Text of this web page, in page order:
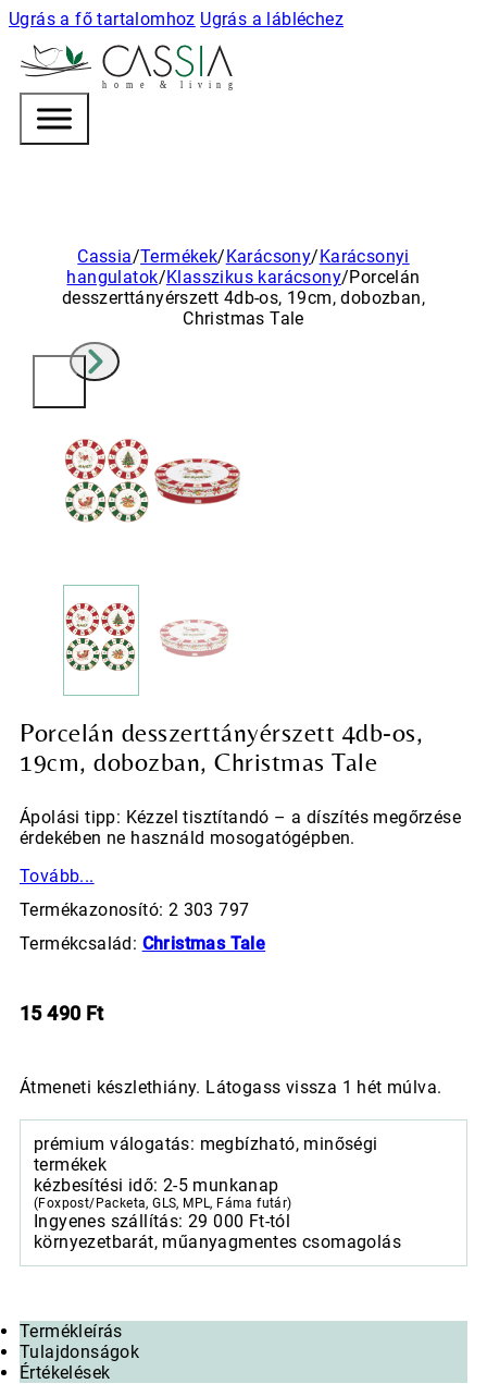
Ugrás a fő tartalomhoz Ugrás a lábléchez
h o m e & l i v i n g
Cassia/Termékek/Karácsony/Karácsonyi
hangulatok/Klasszikus karácsony/Porcelán
desszerttányérszett 4db-os, 19cm, dobozban,
Christmas Tale
Porcelán desszerttányérszett 4db-os,
19cm, dobozban, Christmas Tale
Ápolási tipp: Kézzel tisztítandó – a díszítés megőrzése
érdekében ne használd mosogatógépben.
Tovább...
Termékazonosító: 2 303 797
Termékcsalád: Christmas Tale
15 490 Ft
Átmeneti készlethiány. Látogass vissza 1 hét múlva.
prémium válogatás: megbízható, minőségi
termékek
kézbesítési idő: 2-5 munkanap
(Foxpost/Packeta, GLS, MPL, Fáma futár)
Ingyenes szállítás: 29 000 Ft-tól
környezetbarát, műanyagmentes csomagolás
Termékleírás
Tulajdonságok
Értékelések